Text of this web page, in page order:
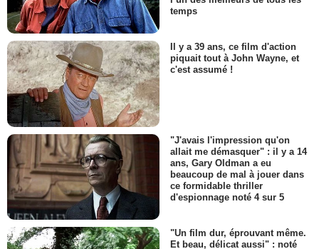
temps
Il y a 39 ans, ce film d'action
piquait tout à John Wayne, et
c'est assumé !
"J'avais l'impression qu'on
allait me démasquer" : il y a 14
ans, Gary Oldman a eu
beaucoup de mal à jouer dans
ce formidable thriller
d'espionnage noté 4 sur 5
"Un film dur, éprouvant même.
Et beau, délicat aussi" : noté